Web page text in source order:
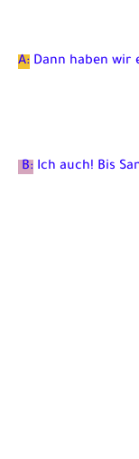
A: Dann haben wir
B: Ich auch! Bis